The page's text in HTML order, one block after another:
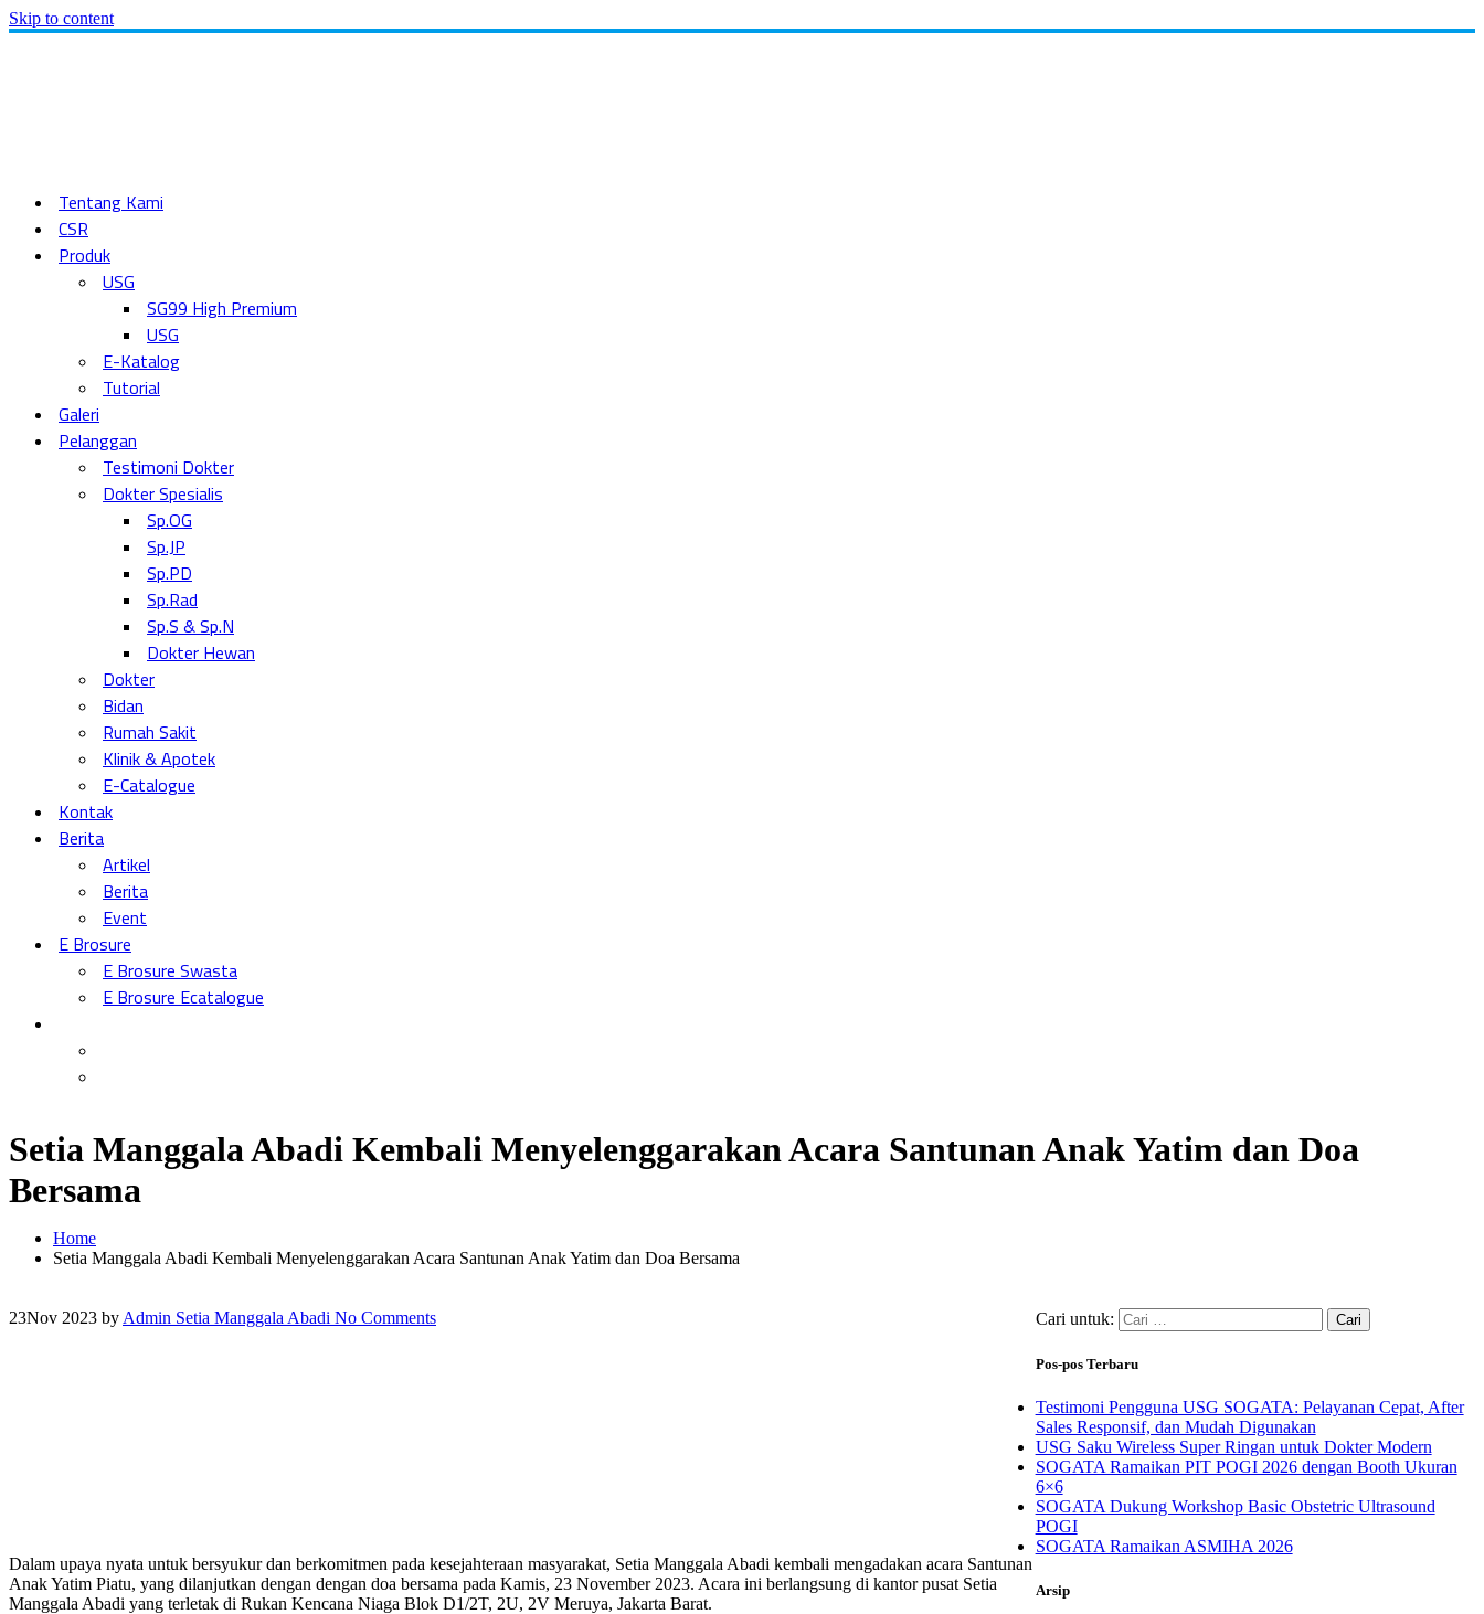
Skip to content
Tentang Kami
CSR
Produk
USG
SG99 High Premium
USG
E-Katalog
Tutorial
Galeri
Pelanggan
Testimoni Dokter
Dokter Spesialis
Sp.OG
Sp.JP
Sp.PD
Sp.Rad
Sp.S & Sp.N
Dokter Hewan
Dokter
Bidan
Rumah Sakit
Klinik & Apotek
E-Catalogue
Kontak
Berita
Artikel
Berita
Event
E Brosure
E Brosure Swasta
E Brosure Ecatalogue
Setia Manggala Abadi Kembali Menyelenggarakan Acara Santunan Anak Yatim dan Doa
Bersama
Home
Setia Manggala Abadi Kembali Menyelenggarakan Acara Santunan Anak Yatim dan Doa Bersama
23Nov 2023 by Admin Setia Manggala Abadi No Comments
Dalam upaya nyata untuk bersyukur dan berkomitmen pada kesejahteraan masyarakat, Setia Manggala Abadi kembali mengadakan acara Santunan
Anak Yatim Piatu, yang dilanjutkan dengan dengan doa bersama pada Kamis, 23 November 2023. Acara ini berlangsung di kantor pusat Setia
Manggala Abadi yang terletak di Rukan Kencana Niaga Blok D1/2T, 2U, 2V Meruya, Jakarta Barat.
Cari untuk:
Pos-pos Terbaru
Testimoni Pengguna USG SOGATA: Pelayanan Cepat, After
Sales Responsif, dan Mudah Digunakan
USG Saku Wireless Super Ringan untuk Dokter Modern
SOGATA Ramaikan PIT POGI 2026 dengan Booth Ukuran
6×6
SOGATA Dukung Workshop Basic Obstetric Ultrasound
POGI
SOGATA Ramaikan ASMIHA 2026
Arsip